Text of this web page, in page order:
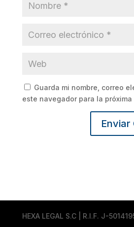
Guarda mi nombre, correo
este navegador para la
HEXA LEGAL S.C | R.I.F. J-